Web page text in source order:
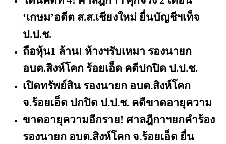
‘เกษม’อดีต ส.ส.เชียงใหม่ ยื่นบัญชีฯเท็จ
ป.ป.ช.
ถือหุ้น1 ล้าน! ห้างฯรับเหมา รองนายก
อบต.สิงห์โคก ร้อยเอ็ด คดีปกปิด ป.ป.ช.
เปิดทรัพย์สิน รองนายก อบต.สิงห์โคก
จ.ร้อยเอ็ด ปกปิด ป.ป.ช. คดีขาดอายุความ
ขาดอายุความอีกราย! ศาลฎีกาฯยกคำร้อง
รองนายก อบต.สิงห์โคก จ.ร้อยเอ็ด ยื่น